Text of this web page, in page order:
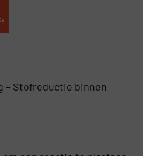
– Stofreductie binnen